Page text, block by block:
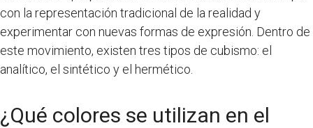
con la representación tradicional de la realidad y
experimentar con nuevas formas de expresión. Dentro de
este movimiento, existen tres tipos de cubismo: el
analítico, el sintético y el hermético.
¿Qué colores se utilizan en el